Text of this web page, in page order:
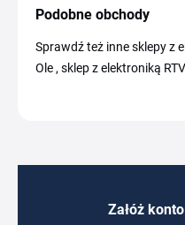
Podobne obchody
Sprawdź też inne sklepy z
Ole , sklep z elektroniką
Załóż